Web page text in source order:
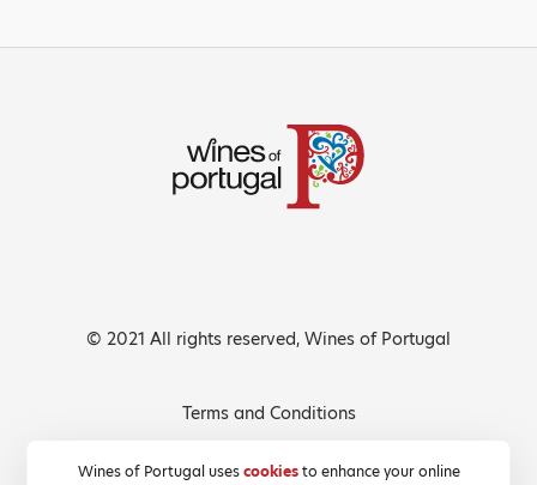
Wines of Portugal usescookiesto enhance your online
© 2021 All rights reserved, Wines of Portugal
Terms and Conditions